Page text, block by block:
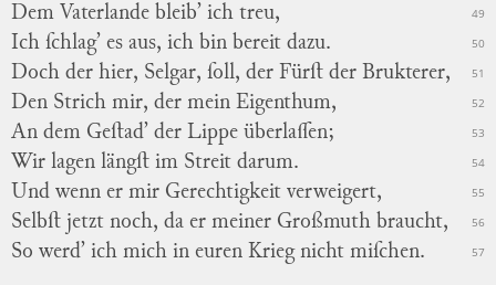
Dem Vaterlande bleib’ ich treu, 49
Ich ſchlag’ es aus, ich bin bereit dazu. 50
Doch der hier, Selgar, ſoll, der Fürſt der Brukterer, 51
Den Strich mir, der mein Eigenthum, 52
An dem Geſtad’ der Lippe überlaſſen; 53
Wir lagen längſt im Streit darum. 54
Und wenn er mir Gerechtigkeit verweigert, 55
Selbſt jetzt noch, da er meiner Großmuth braucht, 56
So werd’ ich mich in euren Krieg nicht miſchen. 57